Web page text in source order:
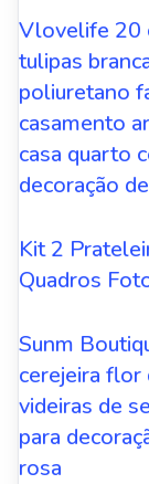
Vlovelife 20
tulipas
poliuretano
casamento
casa quarto
decoração
Kit 2
Quadros
Sunm
cerejeira flor
videiras de
para
rosa